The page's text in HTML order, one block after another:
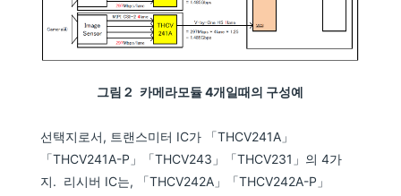
그림２ 카메라모듈 4개일때의 구성예
선택지로서, 트랜스미터 IC가 「THCV241A」
「THCV241A-P」「THCV243」「THCV231」의 4가
지. 리시버 IC는, 「THCV242A」「THCV242A-P」